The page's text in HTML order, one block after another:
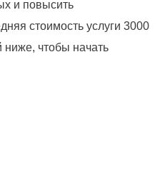
и повысить
стоимость услуги 3000
ниже, чтобы начать